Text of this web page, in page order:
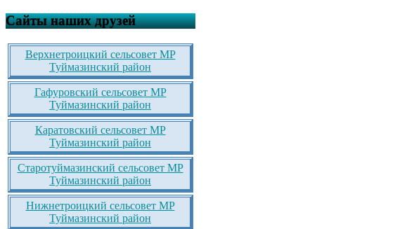
Сайты наших друзей
Верхнетроицкий сельсовет МР
Туймазинский район
Гафуровский сельсовет МР
Туймазинский район
Каратовский сельсовет МР
Туймазинский район
Старотуймазинский сельсовет МР
Туймазинский район
Нижнетроицкий сельсовет МР
Туймазинский район